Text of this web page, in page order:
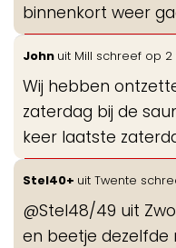
binnenkort weer
John uit Mill schreef op 2
Wij hebben
zaterdag bij de
keer laatste
Stel40+ uit Twente
@Stel48/49 uit
en beetje dezelfde